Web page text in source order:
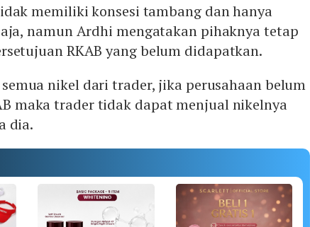
memiliki konsesi tambang dan hanya
namun Ardhi mengatakan pihaknya tetap
RKAB yang belum didapatkan.
nikel dari trader, jika perusahaan belum
maka trader tidak dapat menjual nikelnya
dia.